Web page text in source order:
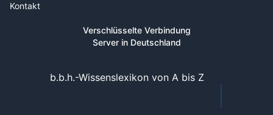
Kontakt
Verschlüsselte Verbindung
Server in Deutschland
b.b.h.-Wissenslexikon von A bis Z